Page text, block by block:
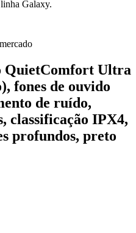
Galaxy.
QuietComfort Ultra
fones de ouvido
de ruído,
classificação IPX4,
profundos, preto